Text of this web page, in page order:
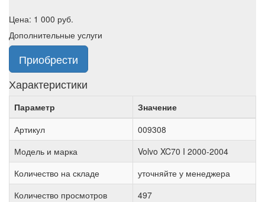
Цена: 1 000 руб.
Дополнительные услуги
Приобрести
Характеристики
Параметр
Значение
Артикул
009308
Модель и марка
Volvo XC70 I 2000-2004
Количество на складе
уточняйте у менеджера
Количество просмотров
497